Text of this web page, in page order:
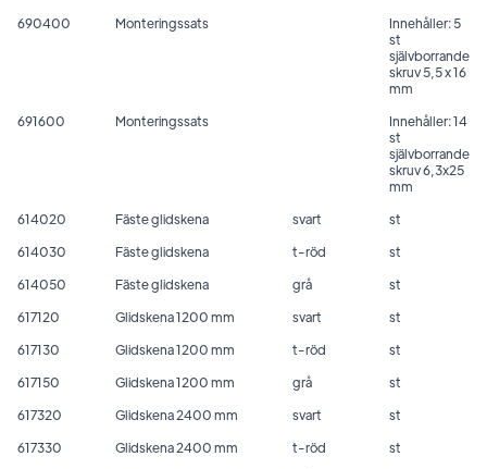
690400
Monteringssats
Innehåller: 5
st
självborrande
skruv 5,5 x 16
mm
691600
Monteringssats
Innehåller: 14
st
självborrande
skruv 6,3x25
mm
614020
Fäste glidskena svart
st
614030
Fäste glidskena t-röd
st
614050
Fäste glidskena grå
st
617120
Glidskena 1200 mm svart
st
617130
Glidskena 1200 mm t-röd
st
617150
Glidskena 1200 mm grå
st
617320
Glidskena 2400 mm svart
st
617330
Glidskena 2400 mm t-röd
st